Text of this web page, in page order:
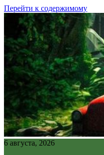
Перейти к содержимому
6 августа, 2026